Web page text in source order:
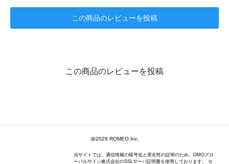
この商品のレビューを投稿
この商品のレビューを投稿
@2026 ROMEO,Inc.
当サイトでは、通信情報の暗号化と実在性の証明のため、GMOグロ
ーバルサイン株式会社のSSLサーバ証明書を使用しております。 セ